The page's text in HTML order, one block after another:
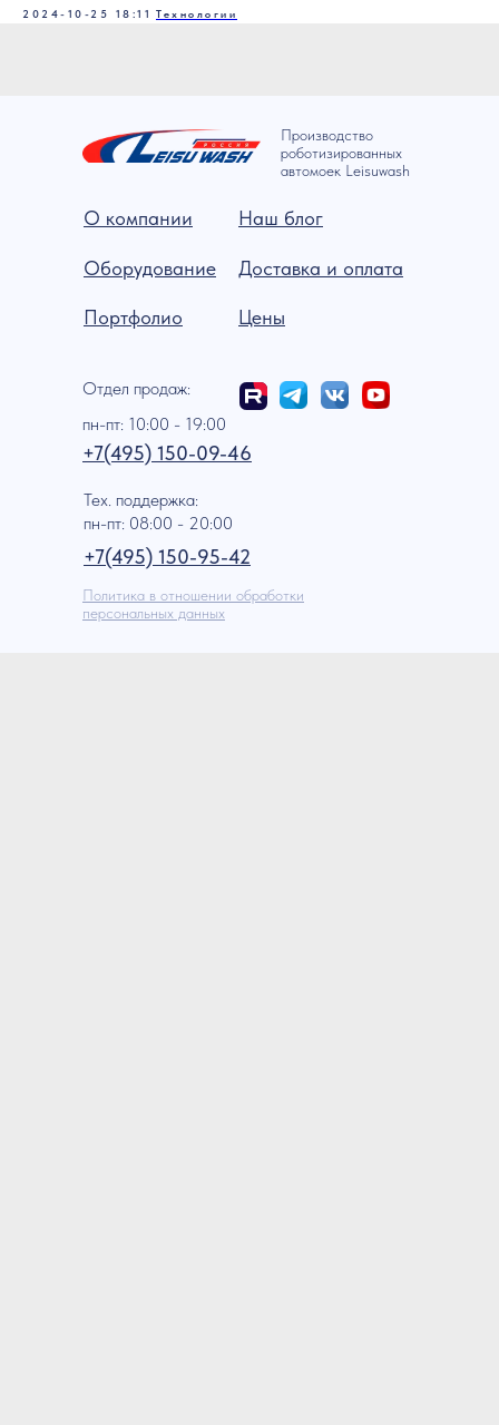
2024-10-25 18:11 Технологии
Политика в отношении обработки
персональных данных
+7(495) 150-09-46
пн-пт: 10:00 - 19:00
Отдел продаж:
+7(495) 150-95-42
пн-пт: 08:00 - 20:00
Тех. поддержка:
Цены
Доставка и оплата
Наш блог
Портфолио
Оборудование
О компании
Производство
роботизированных
автомоек Leisuwash